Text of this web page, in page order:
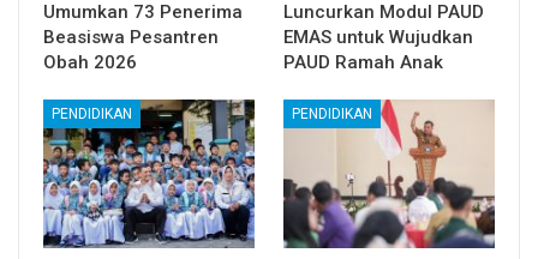
Umumkan 73 Penerima
Beasiswa Pesantren
Obah 2026
Luncurkan Modul PAUD
EMAS untuk Wujudkan
PAUD Ramah Anak
PENDIDIKAN PENDIDIKAN